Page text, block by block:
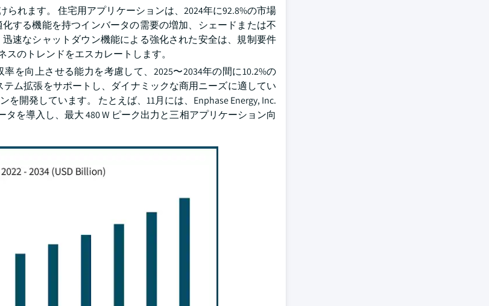
れます。 住宅用アプリケーションは、2024年に92.8%の市場
する機能を持つインバータの需要の増加、シェードまたは不
速なシャットダウン機能による強化された安全は、規制要件
のトレンドをエスカレートします。
を向上させる能力を考慮して、2025〜2034年の間に10.2%の
ム拡張をサポートし、ダイナミックな商用ニーズに適してい
開発しています。 たとえば、11月には、Enphase Energy, Inc.
を導入し、最大 480 W ピーク出力と三相アプリケーション向